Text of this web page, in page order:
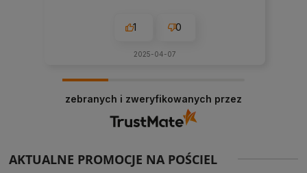
1 0
2025-04-07
zebranych i zweryfikowanych przez
AKTUALNE PROMOCJE NA POŚCIEL